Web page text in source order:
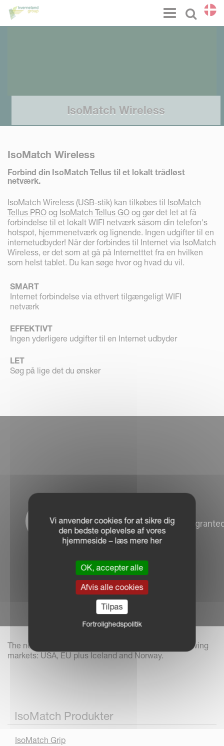
Select
Menu
IsoMatch Wireless
IsoMatch Wireless
Forbind din IsoMatch Tellus til et lokalt trådløst
netværk.
IsoMatch Wireless (USB-stik) kan tilkøbes til IsoMatch
Tellus PRO og IsoMatch Tellus GO og gør det let at få
forbindelse til et lokalt WIFI netværk såsom din telefon's
hotspot, hjemmenetværk og lignende. Ingen udgifter til en
internetudbyder! Når der forbindes til Internet via IsoMatch
Wireless, er det som at gå på Internetttet fra en hvilken
som helst tablet. Du kan søge hvor og hvad du vil.
SMART
Internet forbindelse via ethvert tilgængeligt WIFI
netværk
EFFEKTIVT
Ingen yderligere udgifter til en Internet udbyder
LET
Søg på lige det du ønsker
The new IsoMatch Wireless is only certified for following
markets: USA, EU plus Iceland and Norway.
IsoMatch Produkter
IsoMatch Grip
CCookie-styringspanel
Vi anvender cookies for at sikre dig
den bedste oplevelse af vores
hjemmeside – læs mere her
OK, accepter alle
Afvis alle cookies
Tilpas
Fortrolighedspolitik